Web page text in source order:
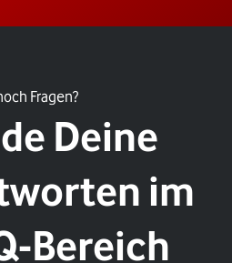
Fragen?
Deine
im
Bereich